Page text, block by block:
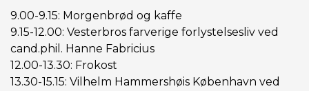
9.00-9.15: Morgenbrød og kaffe
9.15-12.00: Vesterbros farverige forlystelsesliv ved
cand.phil. Hanne Fabricius
12.00-13.30: Frokost
13.30-15.15: Vilhelm Hammershøis København ved